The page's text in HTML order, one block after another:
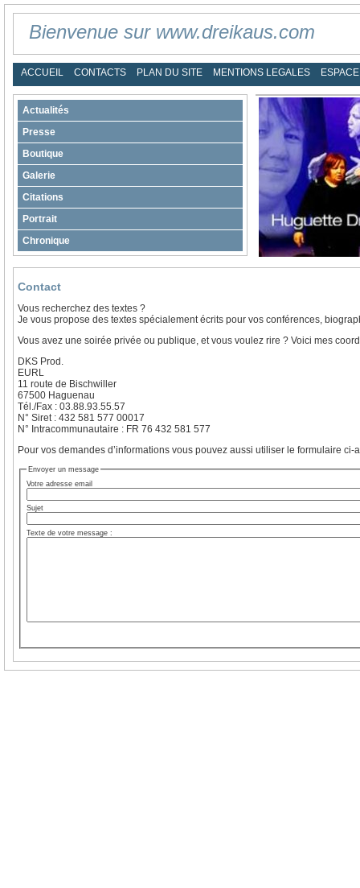
Bienvenue sur www.dreikaus.com
ACCUEIL CONTACTS PLAN DU SITE MENTIONS LEGALES
Actualités
Presse
Boutique
Galerie
Citations
Portrait
Chronique
Contact
Vous recherchez des textes ?
Je vous propose des textes spécialement écrits pour vos conférences,
Vous avez une soirée privée ou publique, et vous voulez rire ? Voici mes
DKS Prod.
EURL
11 route de Bischwiller
67500 Haguenau
Tél./Fax : 03.88.93.55.57
N° Siret : 432 581 577 00017
N° Intracommunautaire : FR 76 432 581 577
Pour vos demandes d’informations vous pouvez aussi utiliser le formulaire ci-
Envoyer un message
Votre adresse email
Sujet
Texte de votre message :